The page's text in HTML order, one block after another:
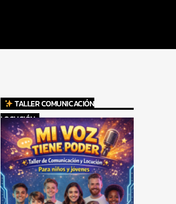
TALLER COMUNICACIÓN
LOCUCIÓN